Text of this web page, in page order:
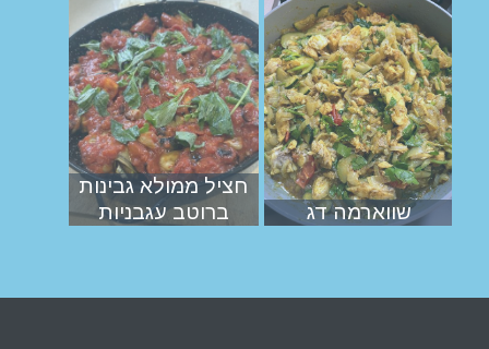
שווארמה דג
חציל ממולא גבינות
ברוטב עגבניות